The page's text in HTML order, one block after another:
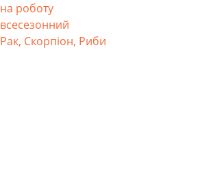
на роботу
всесезонний
Рак, Скорпіон, Риби